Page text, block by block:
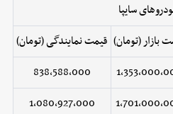
سایپا
بازار (تومان) قیمت نمایندگی (تومان)
838,588,000
1,080,927,000